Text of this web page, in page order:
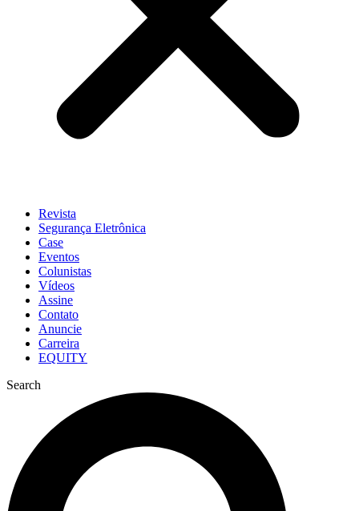
Revista
Segurança Eletrônica
Case
Eventos
Colunistas
Vídeos
Assine
Contato
Anuncie
Carreira
EQUITY
Search